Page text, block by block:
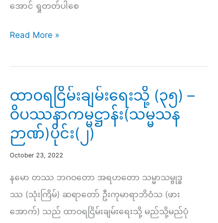
န
စ္
ယော
(၂)
￼
အောင် ရှုတတ်ပါစေ
နံနက်
–
သင်္ခါရလောက
ကို
သုည
သဘော
မြင်
Read More »
ထာဝရငြိမ်းချမ်းရေးသို့ (၃၅) –
ဝိပဿနာကမ္မဋ္ဌာန်း(သမ္မသန
ဉာဏ်)ပိုင်း(၂)
October 23, 2022
နမော တဿ ဘဂဝတော အရဟတော သမ္မာသမ္ဗုဒ္ဓ
ဿ (သုံးကြိမ်) ဆရာတော် ဦးကုမာရာဘိဝံသ (ဖား
အောက်) သည် ထာဝရငြိမ်းချမ်းရေးသို့ မည်သို့မည်ပုံ